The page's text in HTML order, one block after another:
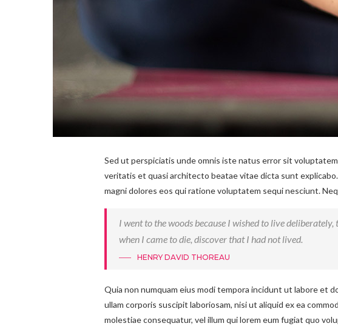
Sed ut perspiciatis unde omnis iste natus error sit
veritatis et quasi architecto beatae vitae dicta sunt
magni dolores eos qui ratione voluptatem sequi nesciunt.
I went to the woods because I wished to live
when I came to die, discover that I had not lived.
HENRY DAVID THOREAU
Quia non numquam eius modi tempora incidunt ut labore et
ullam corporis suscipit laboriosam, nisi ut aliquid ex ea
molestiae consequatur, vel illum qui lorem eum fugiat quo